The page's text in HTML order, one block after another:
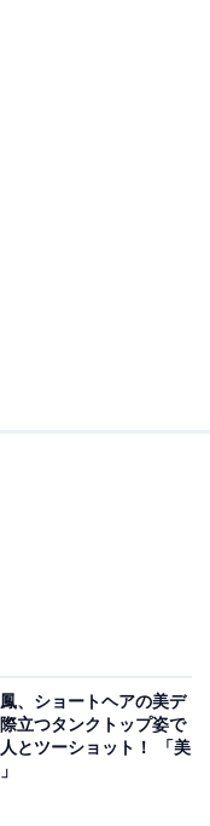
、ショートヘアの美デ
立つタンクトップ姿で
とツーショット！ 「美